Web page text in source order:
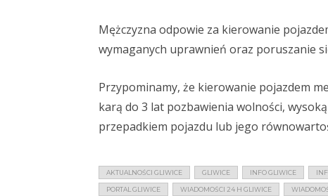
Mężczyzna odpowie za kierowanie
wymaganych uprawnień oraz poruszanie
Przypominamy, że kierowanie pojazdem
karą do 3 lat pozbawienia wolności,
przepadkiem pojazdu lub jego
AKTUALNOŚCI GLIWICE GLIWICE INFO GLIWICE
PORTAL GLIWICE WIADOMOŚCI 24 H GLIWICE